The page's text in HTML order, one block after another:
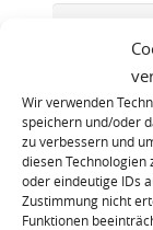
Wir verwenden
speichern und/oder
zu verbessern und
diesen
oder eindeutige IDs
Zustimmung nicht
Funktionen